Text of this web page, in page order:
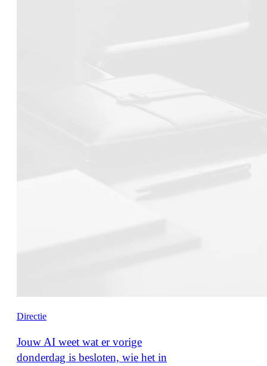
Directie
Jouw AI weet wat er vorige
donderdag is besloten, wie het in